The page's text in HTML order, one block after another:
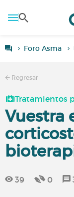
Foro Asma
Regresar
Tratamientos
Vuestra
39 0